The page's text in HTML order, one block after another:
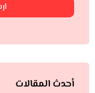
أحدث المقالات